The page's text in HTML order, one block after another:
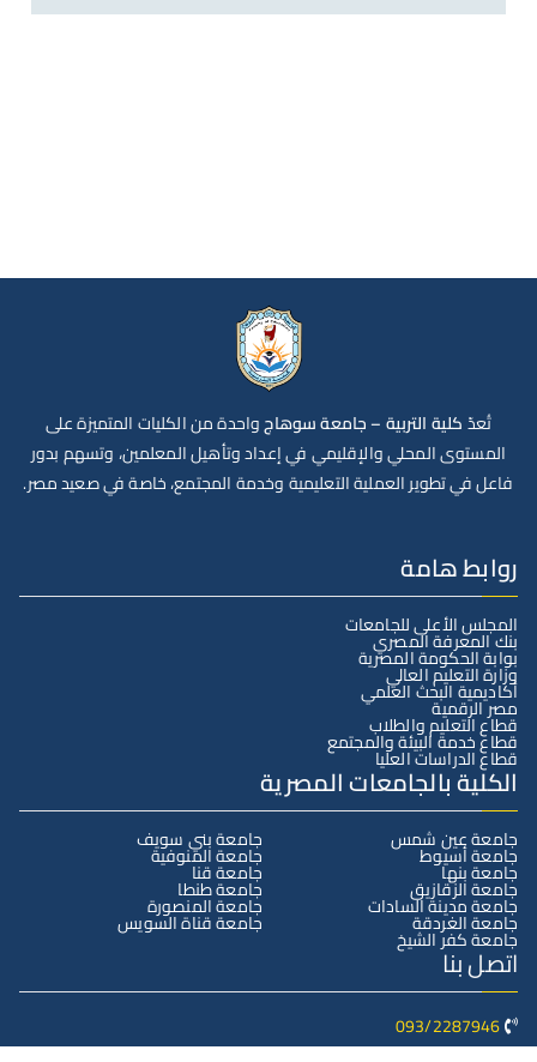
تُعدّكلية التربية – جامعة سوهاجواحدة من الكليات المتميزة على
المستوى المحلي والإقليمي في إعداد وتأهيل المعلمين، وتسهم بدور
فاعل في تطوير العملية التعليمية وخدمة المجتمع، خاصة في صعيد مصر.
روابط هامة
المجلس الأعلى للجامعات
بنك المعرفة المصري
بوابة الحكومة المصرية
وزارة التعليم العالي
أكاديمية البحث العلمي
مصر الرقمية
قطاع التعليم والطلاب
قطاع خدمة البيئة والمجتمع
قطاع الدراسات العليا
الكلية بالجامعات المصرية
جامعة عين شمس
جامعة أسيوط
جامعة بنها
جامعة الزقازيق
جامعة مدينة السادات
جامعة الغردقة
جامعة كفر الشيخ
جامعة بني سويف
جامعة المنوفية
جامعة قنا
جامعة طنطا
جامعة المنصورة
جامعة قناة السويس
اتصل بنا
093/2287946